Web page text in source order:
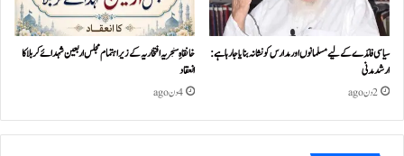
سیاسی فائدے کے لیے مسلمانوں اور مدارس کو نشانہ بنایا جا رہا ہے:
ارشد مدنی
2 دن ago
خانقاہِ سنجریہ افتخاریہ کے زیراہتمام مجلس اربعین شہدائے کربلا کا
انعقاد
4 دن ago